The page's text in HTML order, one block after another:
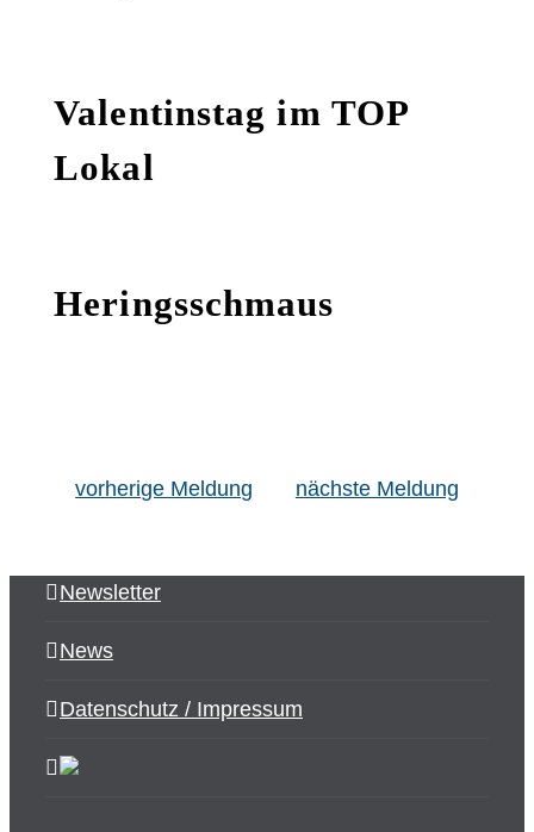
Valentinstag im TOP
Lokal
Heringsschmaus
vorherige Meldung nächste Meldung
Newsletter
News
Datenschutz / Impressum